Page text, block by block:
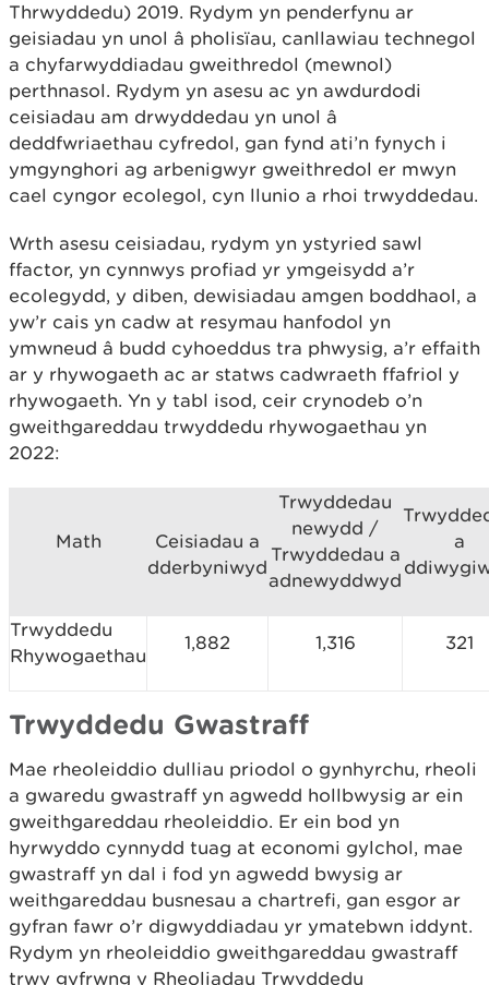
Thrwyddedu) 2019. Rydym yn penderfynu ar
geisiadau yn unol â pholisïau, canllawiau technegol
a chyfarwyddiadau gweithredol (mewnol)
perthnasol. Rydym yn asesu ac yn awdurdodi
ceisiadau am drwyddedau yn unol â
deddfwriaethau cyfredol, gan fynd ati’n fynych i
ymgynghori ag arbenigwyr gweithredol er mwyn
cael cyngor ecolegol, cyn llunio a rhoi trwyddedau.
Wrth asesu ceisiadau, rydym yn ystyried sawl
ffactor, yn cynnwys profiad yr ymgeisydd a’r
ecolegydd, y diben, dewisiadau amgen boddhaol, a
yw’r cais yn cadw at resymau hanfodol yn
ymwneud â budd cyhoeddus tra phwysig, a’r effaith
ar y rhywogaeth ac ar statws cadwraeth ffafriol y
rhywogaeth. Yn y tabl isod, ceir crynodeb o’n
gweithgareddau trwyddedu rhywogaethau yn
2022:
Math
Ceisiadau a
dderbyniwyd
Trwyddedau
newydd /
Trwyddedau a
adnewyddwyd
a
Trwyddedu
Rhywogaethau
1,882 1,316 321
Trwyddedu Gwastraff
Mae rheoleiddio dulliau priodol o gynhyrchu, rheoli
a gwaredu gwastraff yn agwedd hollbwysig ar ein
gweithgareddau rheoleiddio. Er ein bod yn
hyrwyddo cynnydd tuag at economi gylchol, mae
gwastraff yn dal i fod yn agwedd bwysig ar
weithgareddau busnesau a chartrefi, gan esgor ar
gyfran fawr o’r digwyddiadau yr ymatebwn iddynt.
Rydym yn rheoleiddio gweithgareddau gwastraff
trwy gyfrwng y Rheoliadau Trwyddedu